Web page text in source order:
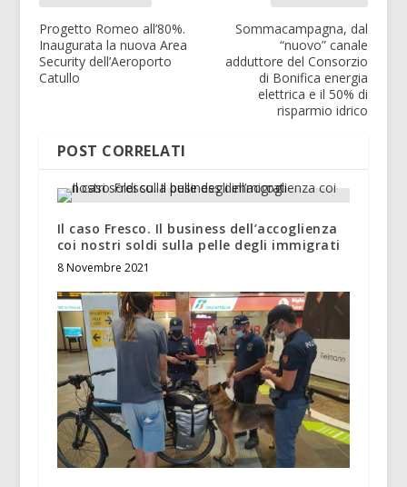
Progetto Romeo all’80%.
Inaugurata la nuova Area
Security dell’Aeroporto
Catullo
Sommacampagna, dal
“nuovo” canale
adduttore del Consorzio
di Bonifica energia
elettrica e il 50% di
risparmio idrico
POST CORRELATI
Il caso Fresco. Il business dell’accoglienza
coi nostri soldi sulla pelle degli immigrati
8 Novembre 2021